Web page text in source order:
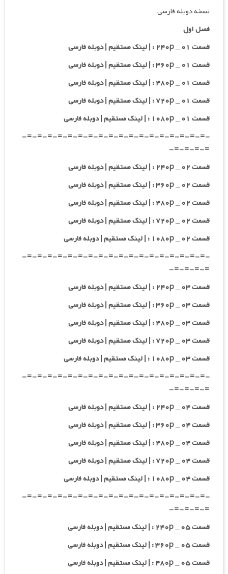
نسخه دوبله فارسی
فصل اول
قسمت ۰۱ _ ۲۴۰p : | لینک مستقیم | دوبله فارسی
قسمت ۰۱ _ ۳۶۰p : | لینک مستقیم | دوبله فارسی
قسمت ۰۱ _ ۴۸۰p : | لینک مستقیم | دوبله فارسی
قسمت ۰۱ _ ۷۲۰p : | لینک مستقیم | دوبله فارسی
قسمت ۰۱ _ ۱۰۸۰p : | لینک مستقیم | دوبله فارسی
-=-=-=-=-=-=-=-=-=-=-=-=-=-=-=-=-=-=-
=-=-=-=-
قسمت ۰۲ _ ۲۴۰p : | لینک مستقیم | دوبله فارسی
قسمت ۰۲ _ ۳۶۰p : | لینک مستقیم | دوبله فارسی
قسمت ۰۲ _ ۴۸۰p : | لینک مستقیم | دوبله فارسی
قسمت ۰۲ _ ۷۲۰p : | لینک مستقیم | دوبله فارسی
قسمت ۰۲ _ ۱۰۸۰p : | لینک مستقیم | دوبله فارسی
-=-=-=-=-=-=-=-=-=-=-=-=-=-=-=-=-=-=-
=-=-=-=-
قسمت ۰۳ _ ۲۴۰p : | لینک مستقیم | دوبله فارسی
قسمت ۰۳ _ ۳۶۰p : | لینک مستقیم | دوبله فارسی
قسمت ۰۳ _ ۴۸۰p : | لینک مستقیم | دوبله فارسی
قسمت ۰۳ _ ۷۲۰p : | لینک مستقیم | دوبله فارسی
قسمت ۰۳ _ ۱۰۸۰p : | لینک مستقیم | دوبله فارسی
-=-=-=-=-=-=-=-=-=-=-=-=-=-=-=-=-=-=-
=-=-=-=-
قسمت ۰۴ _ ۲۴۰p : | لینک مستقیم | دوبله فارسی
قسمت ۰۴ _ ۳۶۰p : | لینک مستقیم | دوبله فارسی
قسمت ۰۴ _ ۴۸۰p : | لینک مستقیم | دوبله فارسی
قسمت ۰۴ _ ۷۲۰p : | لینک مستقیم | دوبله فارسی
قسمت ۰۴ _ ۱۰۸۰p : | لینک مستقیم | دوبله فارسی
-=-=-=-=-=-=-=-=-=-=-=-=-=-=-=-=-=-=-
=-=-=-=-
قسمت ۰۵ _ ۲۴۰p : | لینک مستقیم | دوبله فارسی
قسمت ۰۵ _ ۳۶۰p : | لینک مستقیم | دوبله فارسی
قسمت ۰۵ _ ۴۸۰p : | لینک مستقیم | دوبله فارسی